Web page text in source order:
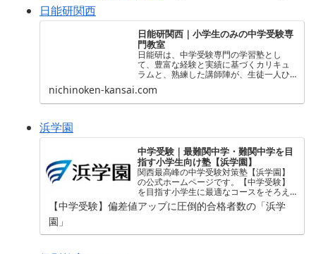
日能研関西
日能研関西｜小学生のみの中学受験専
門教室
日能研は、中学受験専門の学習塾とし
て、豊富な経験と実績に基づくカリキュ
ラムと、熟練した講師陣が、生徒一人ひ
志望校合格に向けたサポートを全力で行
います。
nichinoken-kansai.com
浜学園
中学受験｜最難関中学・難関中学を目
指す小学生向け塾【浜学園】
関西最高峰の中学受験対策塾【浜学園】
の公式ホームページです。【中学受験】
を目指す小学生に最適なコースをそろえ
ています。偏差値、学力、能力をアッ
プ！【関西中学受験】で合格実績向上
【中学受験】偏差値アップに圧倒的合格者数の「浜学
園」